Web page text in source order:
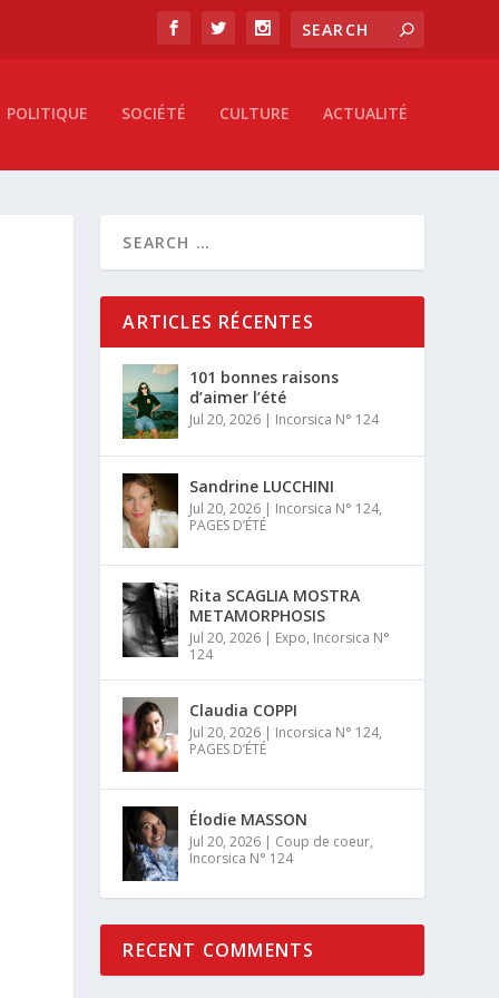
POLITIQUE SOCIÉTÉ CULTURE ACTUALITÉ
ARTICLES RÉCENTES
101 bonnes raisons
d’aimer l’été
Jul 20, 2026 | Incorsica N° 124
Sandrine LUCCHINI
Jul 20, 2026 | Incorsica N° 124,
PAGES D’ÉTÉ
Rita SCAGLIA MOSTRA
METAMORPHOSIS
Jul 20, 2026 | Expo, Incorsica N°
124
Claudia COPPI
Jul 20, 2026 | Incorsica N° 124,
PAGES D’ÉTÉ
Élodie MASSON
Jul 20, 2026 | Coup de coeur,
Incorsica N° 124
RECENT COMMENTS